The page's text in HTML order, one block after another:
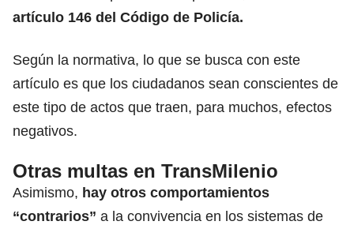
artículo 146 del Código de Policía.
Según la normativa, lo que se busca con este
artículo es que los ciudadanos sean conscientes de
este tipo de actos que traen, para muchos, efectos
negativos.
Otras multas en TransMilenio
Asimismo, hay otros comportamientos
“contrarios” a la convivencia en los sistemas de